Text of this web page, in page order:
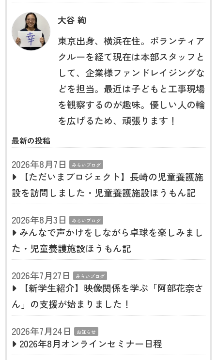
大谷 絢
東京出身、横浜在住。ボランティア
クルーを経て現在は本部スタッフと
して、企業様ファンドレイジングな
どを担当。最近は子どもと工事現場
を観察するのが趣味。優しい人の輪
を広げるため、頑張ります！
最新の投稿
2026年8月7日 みらいブログ
【ただいまプロジェクト】長崎の児童養護施
設を訪問しました・児童養護施設ほうもん記
2026年8月3日
みらいブログ
みんなで声かけをしながら卓球を楽しみまし
た・児童養護施設ほうもん記
2026年7月27日
みらいブログ
【新学生紹介】映像関係を学ぶ「阿部花奈さ
ん」の支援が始まりました！
2026年7月24日
お知らせ
2026年8月オンラインセミナー日程